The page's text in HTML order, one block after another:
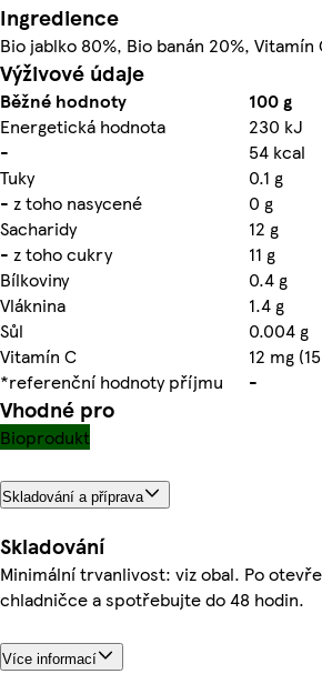
Ingredience
Bio jablko 80%, Bio banán 20%, Vitamín
Výživové údaje
Běžné hodnoty
100 g
Energetická hodnota
230 kJ
-
54 kcal
Tuky
0.1 g
- z toho nasycené
0 g
Sacharidy
12 g
- z toho cukry
11 g
Bílkoviny
0.4 g
Vláknina
1.4 g
Sůl
0.004 g
Vitamín C
12 mg
*referenční hodnoty příjmu
-
Vhodné pro
Bioprodukt
Skladování a příprava
Skladování
Minimální trvanlivost: viz obal. Po
chladničce a spotřebujte do 48 hodin.
Více informací